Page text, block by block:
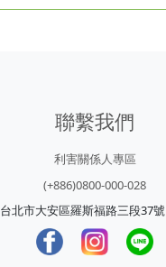
聯繫我們
利害關係人專區
(+886)0800-000-028
台北市大安區羅斯福路三段37